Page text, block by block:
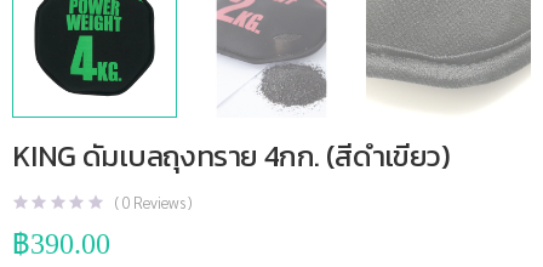
KING ดัมเบลถุงทราย 4กก. (สีดำเขียว)
(0 Reviews )
฿390.00